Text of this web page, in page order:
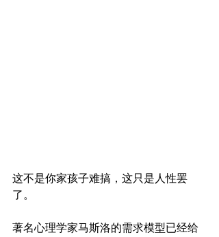
这不是你家孩子难搞，这只是人性罢
了。
著名心理学家马斯洛的需求模型已经给